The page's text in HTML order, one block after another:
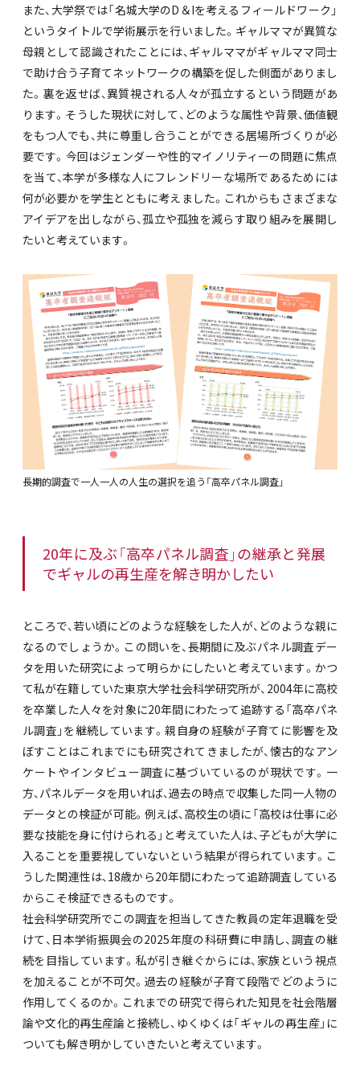
また、大学祭では「名城大学のD＆Iを考えるフィールドワーク」
というタイトルで学術展示を行いました。ギャルママが異質な
母親として認識されたことには、ギャルママがギャルママ同士
で助け合う子育てネットワークの構築を促した側面がありまし
た。裏を返せば、異質視される人々が孤立するという問題があ
ります。そうした現状に対して、どのような属性や背景、価値観
をもつ人でも、共に尊重し合うことができる居場所づくりが必
要です。今回はジェンダーや性的マイノリティーの問題に焦点
を当て、本学が多様な人にフレンドリーな場所であるためには
何が必要かを学生とともに考えました。これからもさまざまな
アイデアを出しながら、孤立や孤独を減らす取り組みを展開し
たいと考えています。
長期的調査で一人一人の人生の選択を追う「高卒パネル調査」
20年に及ぶ「高卒パネル調査」の継承と発展
でギャルの再生産を解き明かしたい
ところで、若い頃にどのような経験をした人が、どのような親に
なるのでしょうか。この問いを、長期間に及ぶパネル調査デー
タを用いた研究によって明らかにしたいと考えています。かつ
て私が在籍していた東京大学社会科学研究所が、2004年に高校
を卒業した人々を対象に20年間にわたって追跡する「高卒パネ
ル調査」を継続しています。親自身の経験が子育てに影響を及
ぼすことはこれまでにも研究されてきましたが、懐古的なアン
ケートやインタビュー調査に基づいているのが現状です。一
方、パネルデータを用いれば、過去の時点で収集した同一人物の
データとの検証が可能。例えば、高校生の頃に「高校は仕事に必
要な技能を身に付けられる」と考えていた人は、子どもが大学に
入ることを重要視していないという結果が得られています。こ
うした関連性は、18歳から20年間にわたって追跡調査している
からこそ検証できるものです。
社会科学研究所でこの調査を担当してきた教員の定年退職を受
けて、日本学術振興会の2025年度の科研費に申請し、調査の継
続を目指しています。私が引き継ぐからには、家族という視点
を加えることが不可欠。過去の経験が子育て段階でどのように
作用してくるのか。これまでの研究で得られた知見を社会階層
論や文化的再生産論と接続し、ゆくゆくは「ギャルの再生産」に
ついても解き明かしていきたいと考えています。